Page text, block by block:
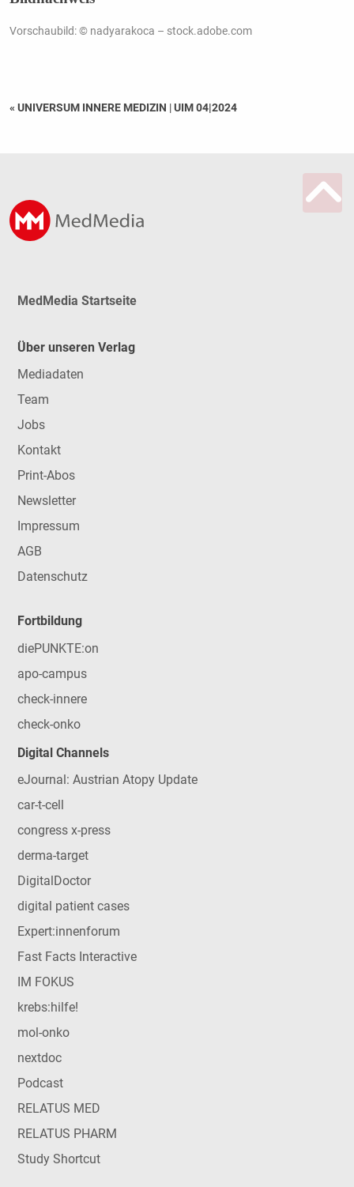
Vorschaubild: © nadyarakoca – stock.adobe.com
« UNIVERSUM INNERE MEDIZIN |UIM 04|2024
MedMedia Startseite
Über unseren Verlag
Mediadaten
Team
Jobs
Kontakt
Print-Abos
Newsletter
Impressum
AGB
Datenschutz
Fortbildung
diePUNKTE:on
apo-campus
check-innere
check-onko
Digital Channels
eJournal: Austrian Atopy Update
car-t-cell
congress x-press
derma-target
DigitalDoctor
digital patient cases
Expert:innenforum
Fast Facts Interactive
IM FOKUS
krebs:hilfe!
mol-onko
nextdoc
Podcast
RELATUS MED
RELATUS PHARM
Study Shortcut